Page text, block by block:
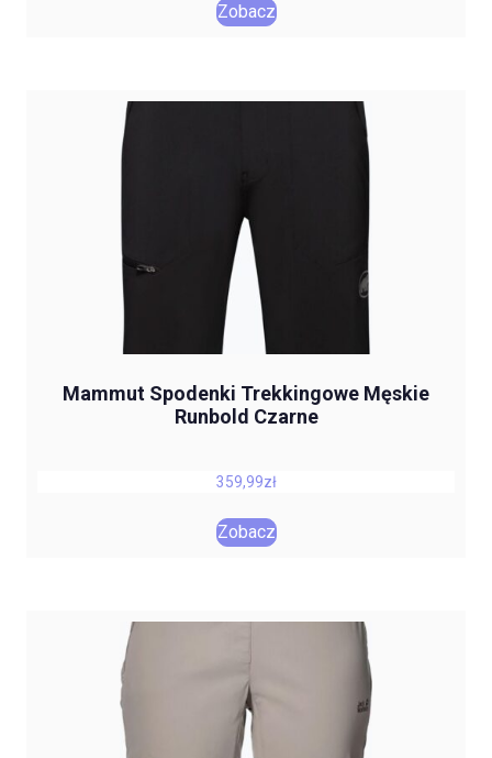
Zobacz
Mammut Spodenki Trekkingowe Męskie
Runbold Czarne
359,99zł
Zobacz